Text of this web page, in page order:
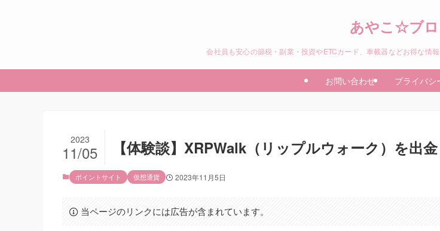
あやこ☆ブ
会社員も安心の節税・副業・投資やETCカード、車載器などお得な情
お問い合わせ プライバシ
【体験談】XRPWalk（リップルウォーク）を出
2023
11/05
ポイントサイト 仮想通貨 2023年11月5日
当ページのリンクには広告が含まれています。